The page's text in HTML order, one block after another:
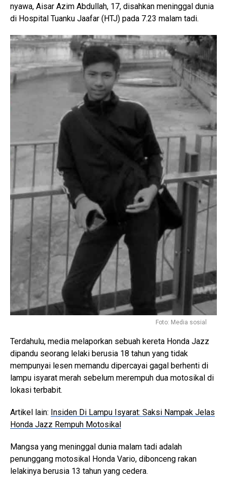
nyawa, Aisar Azim Abdullah, 17, disahkan meninggal dunia
di Hospital Tuanku Jaafar (HTJ) pada 7.23 malam tadi.
Foto: Media sosial
Terdahulu, media melaporkan sebuah kereta Honda Jazz
dipandu seorang lelaki berusia 18 tahun yang tidak
mempunyai lesen memandu dipercayai gagal berhenti di
lampu isyarat merah sebelum merempuh dua motosikal di
lokasi terbabit.
Artikel lain: Insiden Di Lampu Isyarat: Saksi Nampak Jelas
Honda Jazz Rempuh Motosikal
Mangsa yang meninggal dunia malam tadi adalah
penunggang motosikal Honda Vario, dibonceng rakan
lelakinya berusia 13 tahun yang cedera.